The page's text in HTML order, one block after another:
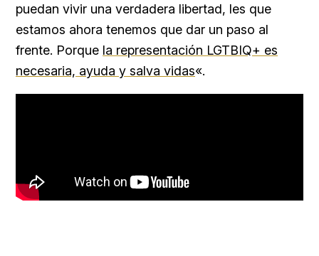
puedan vivir una verdadera libertad, les que
estamos ahora tenemos que dar un paso al
frente. Porque la representación LGTBIQ+ es
necesaria, ayuda y salva vidas«.